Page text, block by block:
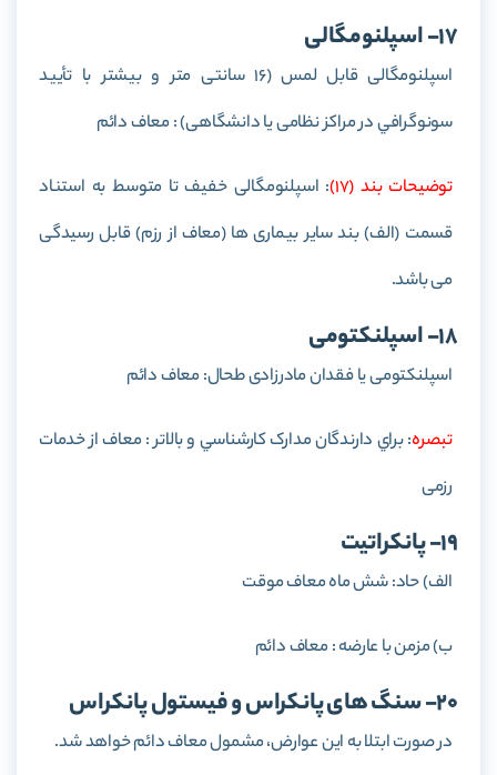
17- اسپلنومگالی
اسپلنومگالی قابل لمس (16 سانتی متر و بيشتر با تأييد
سونوگرافي در مراکز نظامی يا دانشگاهی) : معاف دائم
توضيحات بند (17)
: اسپلنومگالی خفیف تا متوسط به استناد
قسمت (الف) بند سایر بیماری ها (معاف از رزم) قابل رسیدگی
می باشد.
18- اسپلنكتومی
اسپلنكتومی يا فقدان مادرزادی طحال: معاف دائم
تبصره: براي دارندگان مدارک کارشناسي و بالاتر : معاف از خدمات
رزمی
19- پانكراتيت
الف) حاد: شش ماه معاف موقت
ب) مزمن با عارضه : معاف دائم
20- سنگ های پانكراس و فيستول پانكراس
در صورت ابتلا به این عوارض، مشمول معاف دائم خواهد شد.